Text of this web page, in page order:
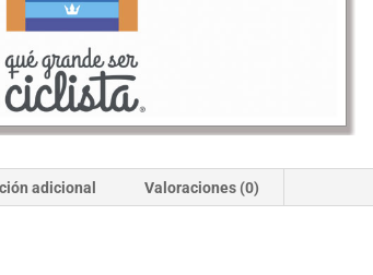
adicional Valoraciones (0)